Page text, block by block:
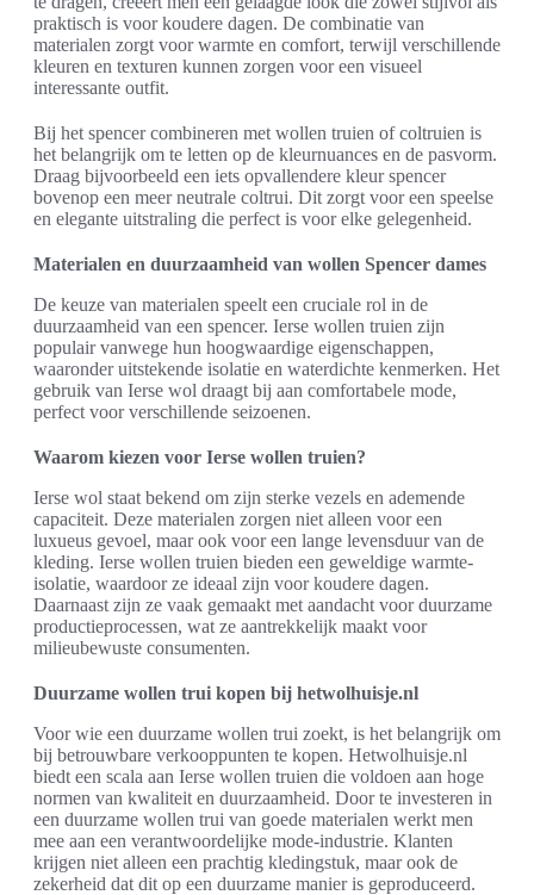
praktisch is voor koudere dagen. De combinatie van
materialen zorgt voor warmte en comfort, terwijl verschillende
kleuren en texturen kunnen zorgen voor een visueel
interessante outfit.
Bij het spencer combineren met wollen truien of coltruien is
het belangrijk om te letten op de kleurnuances en de pasvorm.
Draag bijvoorbeeld een iets opvallendere kleur spencer
bovenop een meer neutrale coltrui. Dit zorgt voor een speelse
en elegante uitstraling die perfect is voor elke gelegenheid.
Materialen en duurzaamheid van wollen Spencer dames
De keuze van materialen speelt een cruciale rol in de
duurzaamheid van een spencer. Ierse wollen truien zijn
populair vanwege hun hoogwaardige eigenschappen,
waaronder uitstekende isolatie en waterdichte kenmerken. Het
gebruik van Ierse wol draagt bij aan comfortabele mode,
perfect voor verschillende seizoenen.
Waarom kiezen voor Ierse wollen truien?
Ierse wol staat bekend om zijn sterke vezels en ademende
capaciteit. Deze materialen zorgen niet alleen voor een
luxueus gevoel, maar ook voor een lange levensduur van de
kleding. Ierse wollen truien bieden een geweldige warmte-
isolatie, waardoor ze ideaal zijn voor koudere dagen.
Daarnaast zijn ze vaak gemaakt met aandacht voor duurzame
productieprocessen, wat ze aantrekkelijk maakt voor
milieubewuste consumenten.
Duurzame wollen trui kopen bij hetwolhuisje.nl
Voor wie een duurzame wollen trui zoekt, is het belangrijk om
bij betrouwbare verkooppunten te kopen. Hetwolhuisje.nl
biedt een scala aan Ierse wollen truien die voldoen aan hoge
normen van kwaliteit en duurzaamheid. Door te investeren in
een duurzame wollen trui van goede materialen werkt men
mee aan een verantwoordelijke mode-industrie. Klanten
krijgen niet alleen een prachtig kledingstuk, maar ook de
zekerheid dat dit op een duurzame manier is geproduceerd.